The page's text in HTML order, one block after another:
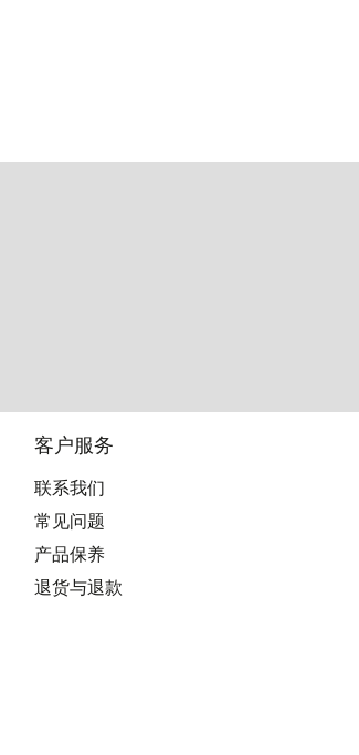
客户服务
联系我们
常见问题
产品保养
退货与退款